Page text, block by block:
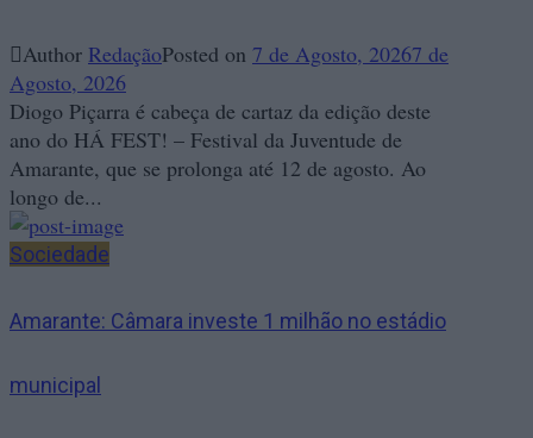
Author RedaçãoPosted on 7 de Agosto, 20267 de
Agosto, 2026
Diogo Piçarra é cabeça de cartaz da edição deste
ano do HÁ FEST! – Festival da Juventude de
Amarante, que se prolonga até 12 de agosto. Ao
longo de...
Sociedade
Amarante: Câmara investe 1 milhão no estádio
municipal